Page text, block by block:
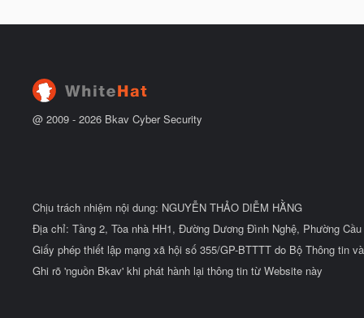
@ 2009 - 2026 Bkav Cyber Security
Chịu trách nhiệm nội dung: NGUYỄN THẢO DIỄM HẰNG
Địa chỉ: Tầng 2, Tòa nhà HH1, Đường Dương Đình Nghệ, Phường
Giấy phép thiết lập mạng xã hội số 355/GP-BTTTT do Bộ Thông tin
Ghi rõ 'nguồn Bkav' khi phát hành lại thông tin từ Website này